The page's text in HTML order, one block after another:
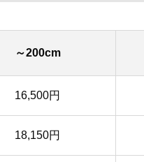
～200cm
16,500円
18,150円